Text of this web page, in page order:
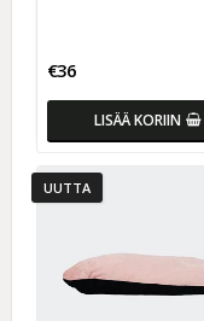
€36
LISÄÄ KORIIN
UUTTA